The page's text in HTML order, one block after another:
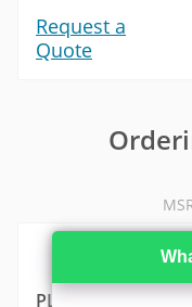
Request a
Quote
PLEN-2106